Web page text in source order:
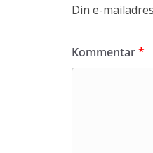
Din e-
Kommentar*